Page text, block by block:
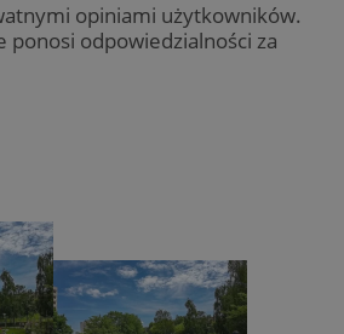
opiniami użytkowników.
ponosi odpowiedzialności za